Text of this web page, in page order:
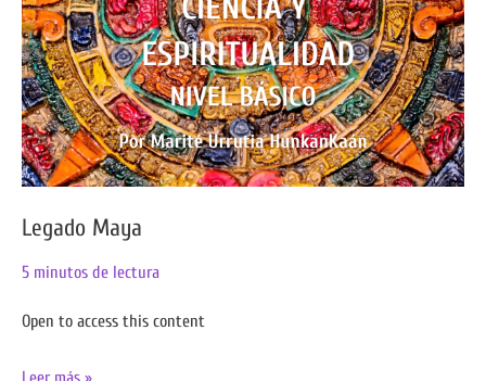
Legado Maya
5 minutos de lectura
Open to access this content